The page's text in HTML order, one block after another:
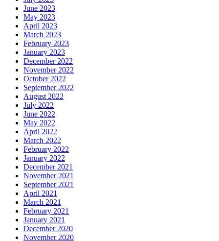
June 2023
May 2023
April 2023
March 2023
February 2023
January 2023
December 2022
November 2022
October 2022
September 2022
August 2022
July 2022
June 2022
May 2022
April 2022
March 2022
February 2022
January 2022
December 2021
November 2021
September 2021
April 2021
March 2021
February 2021
January 2021
December 2020
November 2020